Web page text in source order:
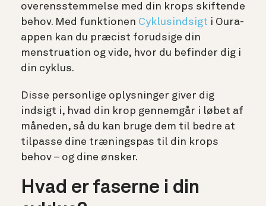
overensstemmelse med din krops skiftende
behov. Med funktionen Cyklusindsigt i Oura-
appen kan du præcist forudsige din
menstruation og vide, hvor du befinder dig i
din cyklus.
Disse personlige oplysninger giver dig
indsigt i, hvad din krop gennemgår i løbet af
måneden, så du kan bruge dem til bedre at
tilpasse dine træningspas til din krops
behov – og dine ønsker.
Hvad er faserne i din